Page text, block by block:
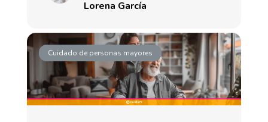
Lorena García
Cuidado de personas mayores